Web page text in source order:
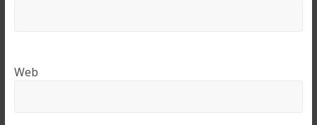
Web